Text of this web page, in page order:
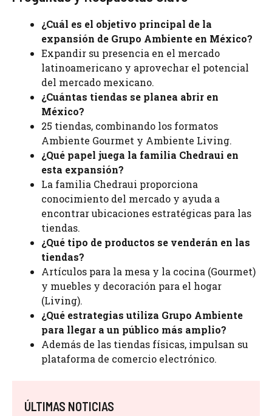
¿Cuál es el objetivo principal de la
expansión de Grupo Ambiente en México?
Expandir su presencia en el mercado
latinoamericano y aprovechar el potencial
del mercado mexicano.
¿Cuántas tiendas se planea abrir en
México?
25 tiendas, combinando los formatos
Ambiente Gourmet y Ambiente Living.
¿Qué papel juega la familia Chedraui en
esta expansión?
La familia Chedraui proporciona
conocimiento del mercado y ayuda a
encontrar ubicaciones estratégicas para las
tiendas.
¿Qué tipo de productos se venderán en las
tiendas?
Artículos para la mesa y la cocina (Gourmet)
y muebles y decoración para el hogar
(Living).
¿Qué estrategias utiliza Grupo Ambiente
para llegar a un público más amplio?
Además de las tiendas físicas, impulsan su
plataforma de comercio electrónico.
ÚLTIMAS NOTICIAS